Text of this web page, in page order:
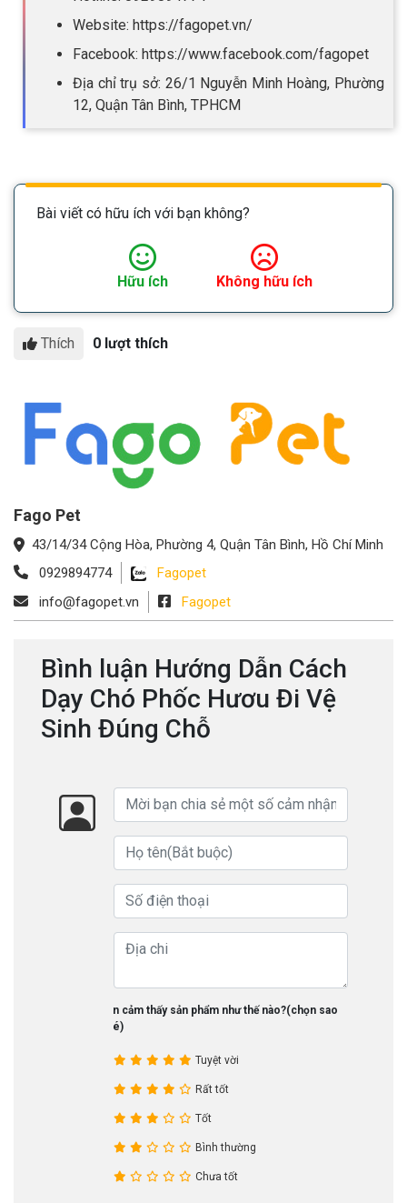
Website: https://fagopet.vn/
Facebook: https://www.facebook.com/fagopet
Địa chỉ trụ sở: 26/1 Nguyễn Minh Hoàng, Phường
12, Quận Tân Bình, TPHCM
Bài viết có hữu ích với bạn không?
Hữu ích Không hữu ích
Thích 0 lượt thích
Fago Pet
43/14/34 Cộng Hòa, Phường 4, Quận Tân Bình, Hồ Chí Minh
0929894774
Fagopet
info@fagopet.vn
Fagopet
Bình luận Hướng Dẫn Cách
Dạy Chó Phốc Hươu Đi Vệ
Sinh Đúng Chỗ
Bạn cảm thấy sản phẩm như thế nào?(chọn sao
nhé)
Tuyệt vời
Rất tốt
Tốt
Bình thường
Chưa tốt